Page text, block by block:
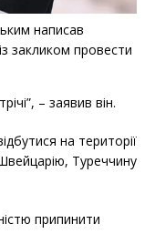
написав
закликом провести
– заявив він.
на території
Туреччину
припинити